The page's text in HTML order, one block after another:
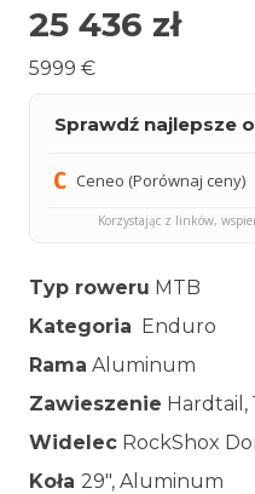
25 436 zł
5999 €
Sprawdź najlepsze
Ceneo (Porównaj ceny)
Korzystając z linków,
Typ roweru MTB
Kategoria Enduro
Rama Aluminum
Zawieszenie Hardtail,
Widelec RockShox
Koła 29″, Aluminum